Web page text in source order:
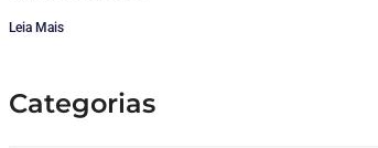
Leia Mais
Categorias